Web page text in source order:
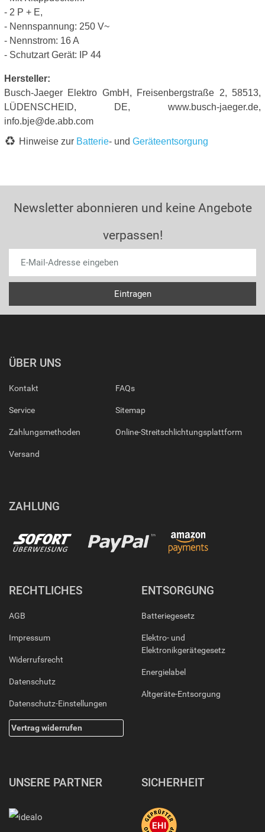
- 2 P + E,
- Nennspannung: 250 V~
- Nennstrom: 16 A
- Schutzart Gerät: IP 44
Hersteller:
Busch-Jaeger Elektro GmbH, Freisenbergstraße 2, 58513,
LÜDENSCHEID, DE, www.busch-jaeger.de,
info.bje@de.abb.com
Hinweise zur Batterie- und Geräteentsorgung
Newsletter abonnieren und keine Angebote
verpassen!
ÜBER UNS
Kontakt
Service
Zahlungsmethoden
Versand
FAQs
Sitemap
Online-Streitschlichtungsplattform
ZAHLUNG
RECHTLICHES
AGB
Impressum
Widerrufsrecht
Datenschutz
Datenschutz-Einstellungen
Vertrag widerrufen
ENTSORGUNG
Batteriegesetz
Elektro- und
Elektronikgerätegesetz
Energielabel
Altgeräte-Entsorgung
UNSERE PARTNER SICHERHEIT